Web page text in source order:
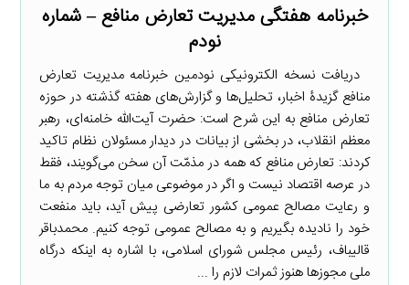
خبرنامه هفتگی مدیریت تعارض منافع – شماره
نودم
دریافت نسخه الکترونیکی نودمین خبرنامه مدیریت تعارض
منافع گزیدۀ اخبار، تحلیل‌ها و گزارش‌های هفته گذشته در حوزه
تعارض منافع به این شرح است: حضرت آیت‌الله خامنه‌ای، رهبر
معظم انقلاب، در بخشی از بیانات در دیدار مسئولان نظام تاکید
کردند: تعارض منافع که همه در مذمّت آن سخن می‌گویند، فقط
در عرصه اقتصاد نیست و اگر در موضوعی میان توجه مردم به ما
و رعایت مصالح عمومی کشور تعارضی پیش آید، باید منفعت
خود را نادیده بگیریم و به مصالح عمومی توجه کنیم. محمدباقر
قالیباف، رئیس مجلس شورای اسلامی، با اشاره به اینکه درگاه
ملی مجوزها هنوز ثمرات لازم را ...